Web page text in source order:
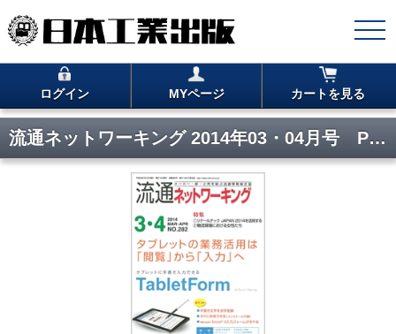
ログイン MYページ カートを見る
流通ネットワーキング 2014年03・04月号 PDF版